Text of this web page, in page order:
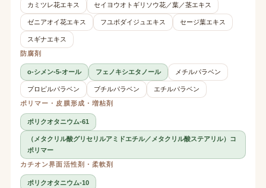
カミツレ花エキス セイヨウオトギリソウ花／葉／茎エキス
ゼニアオイ花エキス フユボダイジュエキス セージ葉エキス
スギナエキス
防腐剤
o-シメン-5-オール フェノキシエタノール メチルパラベン
プロピルパラベン ブチルパラベン
エチルパラベン
ポリマー・皮膜形成・増粘剤
ポリクオタニウム-61
（メタクリル酸グリセリルアミドエチル／メタクリル酸ステアリル）コ
ポリマー
カチオン界面活性剤・柔軟剤
ポリクオタニウム-10